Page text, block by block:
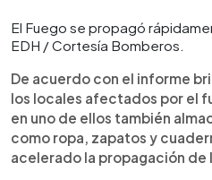
El Fuego se propagó
EDH / Cortesía Bomberos.
De acuerdo con el informe
los locales afectados por el
en uno de ellos también
como ropa, zapatos y
acelerado la propagación de